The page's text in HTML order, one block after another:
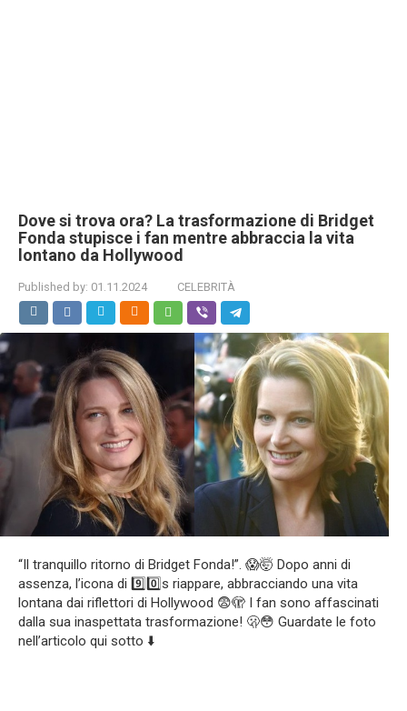
Dove si trova ora? La trasformazione di Bridget
Fonda stupisce i fan mentre abbraccia la vita
lontano da Hollywood
Published by: 01.11.2024 CELEBRITÀ
“Il tranquillo ritorno di Bridget Fonda!”. 😱🤯 Dopo anni di
assenza, l’icona di 9️⃣0️⃣s riappare, abbracciando una vita
lontana dai riflettori di Hollywood 😨🫣 I fan sono affascinati
dalla sua inaspettata trasformazione! 🫢😳 Guardate le foto
nell’articolo qui sotto ⬇️